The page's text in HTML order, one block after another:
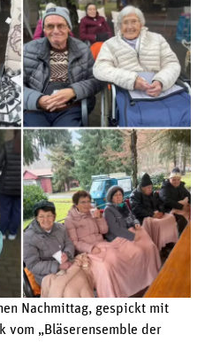
Nachmittag, gespickt mit
vom „Bläserensemble der